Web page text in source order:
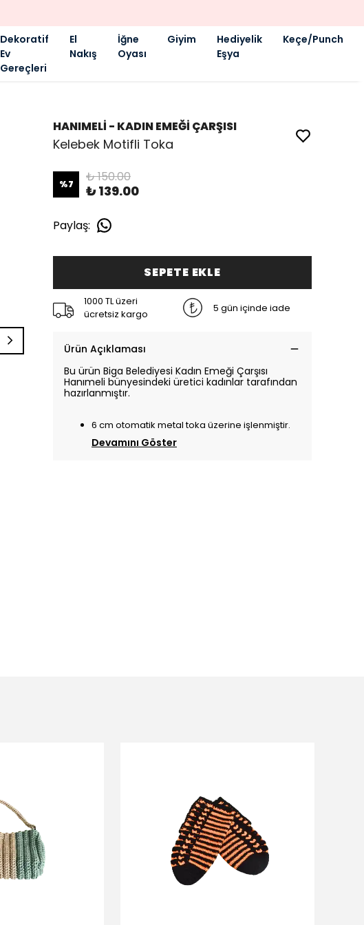
Dekoratif
Ev
Gereçleri
El
Nakış
İğne
Oyası
Giyim
Hediyelik
Eşya
Keçe/Punch
HANIMELİ - KADIN EMEĞİ ÇARŞISI
Kelebek Motifli Toka
%7 ₺ 150.00
₺ 139.00
Paylaş:
SEPETE EKLE
1000 TL üzeri
ücretsiz kargo
5 gün içinde iade
Ürün Açıklaması
Bu ürün Biga Belediyesi Kadın Emeği Çarşısı
Hanımeli bünyesindeki üretici kadınlar tarafından
hazırlanmıştır.
6 cm otomatik metal toka üzerine işlenmiştir.
Devamını Göster